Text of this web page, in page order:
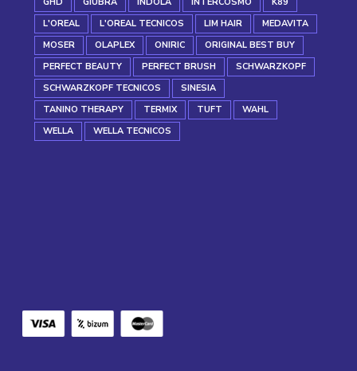
L'OREAL
L'OREAL TECNICOS LIM HAIR
MEDAVITA
MOSER
OLAPLEX ONIRIC
ORIGINAL BEST BUY
PERFECT BEAUTY
PERFECT BRUSH
SCHWARZKOPF
SCHWARZKOPF TECNICOS
SINESIA
TANINO THERAPY
TERMIX TUFT
WAHL
WELLA
WELLA TECNICOS